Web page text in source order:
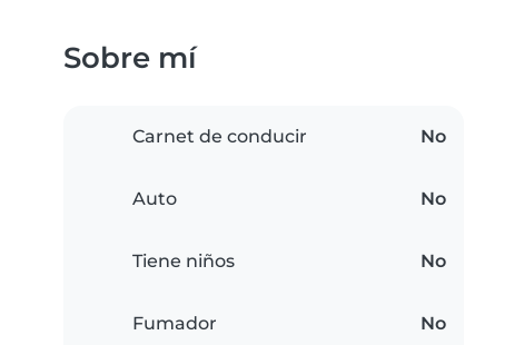
Sobre mí
Carnet de conducir No
Auto No
Tiene niños No
Fumador No